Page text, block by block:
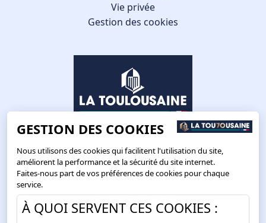
Vie privée
Gestion des cookies
Route de Toulouse
CS57668 ESCALQUENS
31676 LABÈGE CEDEX
GESTION DES COOKIES
Nous utilisons des cookies qui facilitent l'utilisation du site,
améliorent la performance et la sécurité du site internet.
Faites-nous part de vos préférences de cookies pour chaque
service.
À QUOI SERVENT CES COOKIES :